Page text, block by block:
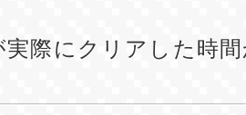
際にクリアした時